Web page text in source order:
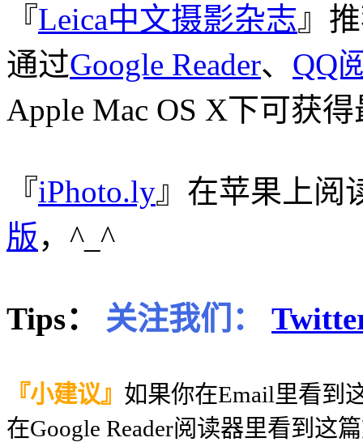
『Leica中文摄影杂志』
通过Google Reader、 QQ
Apple Mac OS X下可获
『iPhoto.ly』在苹果上阅
版，^_^
Tips： 关注我们：
『小建议』 如果你在Email里看到
在Google Reader阅读器里看到这